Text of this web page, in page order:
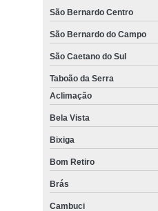
São Bernardo Centro
São Bernardo do Campo
São Caetano do Sul
Taboão da Serra
Aclimação
Bela Vista
Bixiga
Bom Retiro
Brás
Cambuci